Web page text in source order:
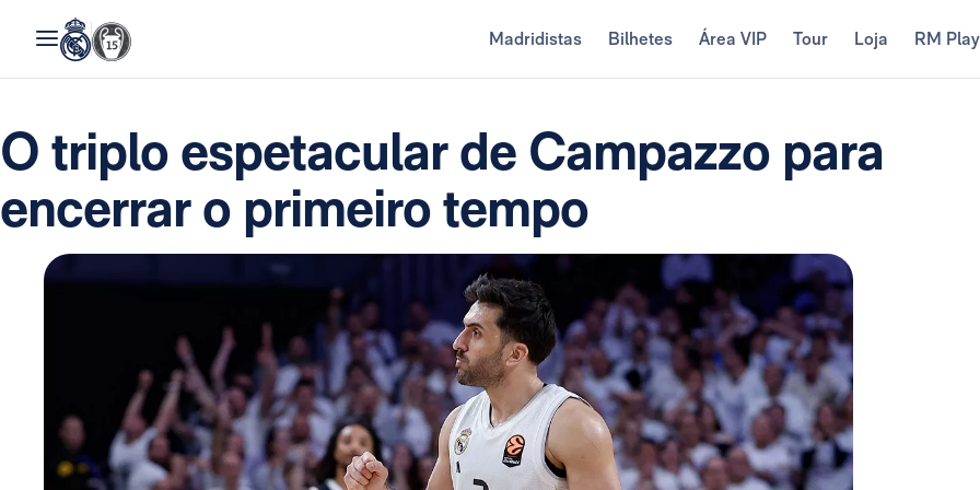
Madridistas Bilhetes Área VIP Tour Loja RM Play
O triplo espetacular de Campazzo para
encerrar o primeiro tempo